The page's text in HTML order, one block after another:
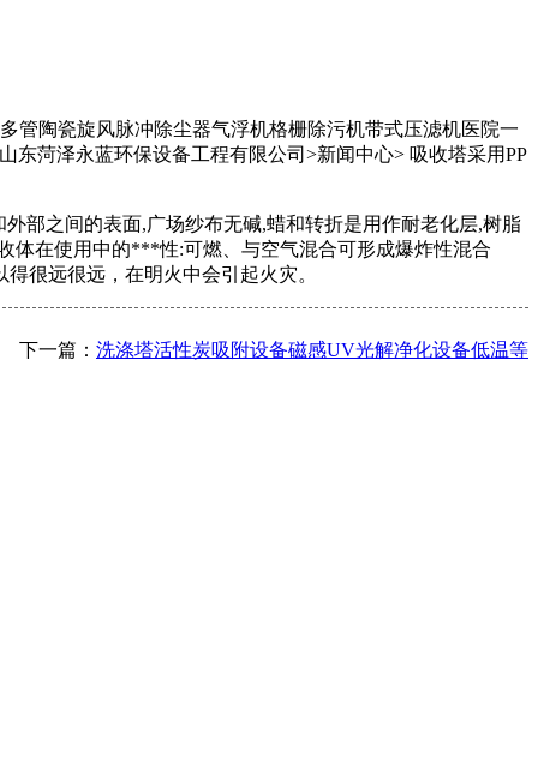
陶瓷旋风脉冲除尘器气浮机格栅除污机带式压滤机医院一
东菏泽永蓝环保设备工程有限公司>新闻中心> 吸收塔采用PP
部之间的表面,广场纱布无碱,蜡和转折是用作耐老化层,树脂
体在使用中的***性:可燃、与空气混合可形成爆炸性混合
很远很远，在明火中会引起火灾。
下一篇： 洗涤塔活性炭吸附设备磁感UV光解净化设备低温等